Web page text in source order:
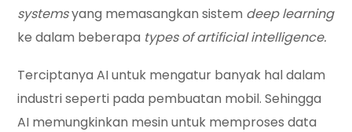
systemsyang memasangkan sistem deep learning
ke dalam beberapa types of artificial intelligence.
Terciptanya AI untuk mengatur banyak hal dalam
industri seperti pada pembuatan mobil. Sehingga
AI memungkinkan mesin untuk memproses data